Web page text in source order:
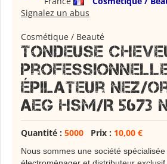
Signalez un abus
Cosmétique / Beauté
Tondeuse
épilateur nez/
AEG HSM/R 5673
Quantité : 5000 Prix : 10,00 €
Nous sommes une société